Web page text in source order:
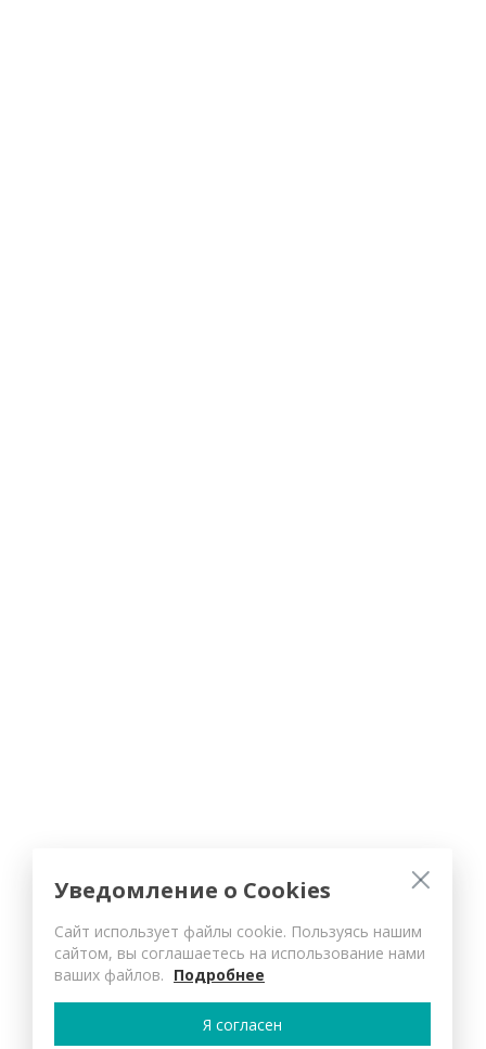
Уведомление о Cookies
Сайт использует файлы cookie. Пользуясь нашим
сайтом, вы соглашаетесь на использование нами
ваших файлов. Подробнее
Я согласен